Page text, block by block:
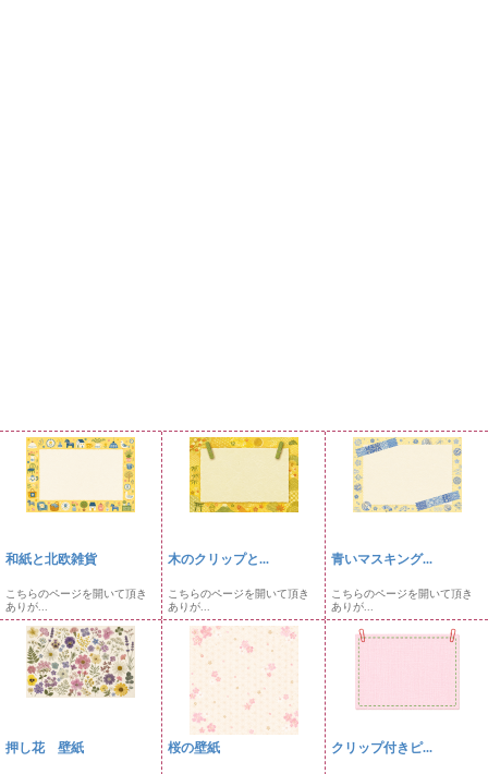
和紙と北欧雑貨
こちらのページを開いて頂き
ありが...
木のクリップと...
こちらのページを開いて頂き
ありが...
青いマスキング...
こちらのページを開いて頂き
ありが...
押し花 壁紙 桜の壁紙 クリップ付きピ...